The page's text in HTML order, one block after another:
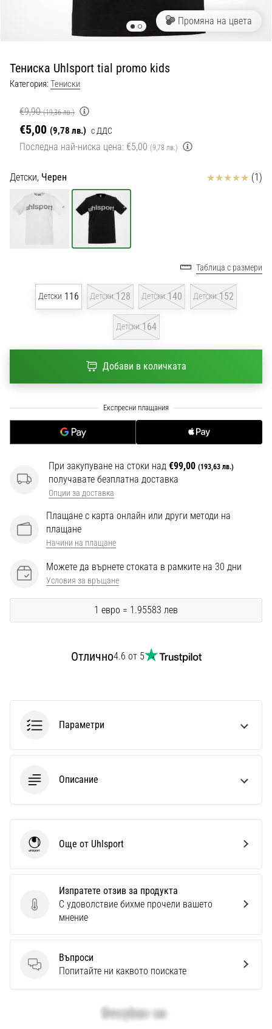
от
Nike,
PUMA.
Бъди
част
всеки
и…
Phantom
Открий
обувки
всяко
докосване.
Перфектни
играчи,
Промяна на цвета
Тениска Uhlsport tial promo kids
Категория:Тениски
€9,90 (19,36 лв.)
€5,00 (9,78 лв.) с ДДС
Последна най-ниска цена: €5,00 (9,78 лв.)
Детски, Черен Отзиви (1)
Таблица с размери
Детски 116 Детски 128 Детски 140 Детски 152
Детски 164
Добави в количката
При закупуване на стоки над €99,00 (193,63 лв.)
получавате безплатна доставка
Опции за доставка
Плащане с карта онлайн или други методи на
плащане
Начини на плащане
Можете да върнете стоката в рамките на 30 дни
Условия за връщане
1 евро = 1.95583 лев
Отлично4.6 от 5
Параметри
Описание
Изпратете отзив за продукта
Изпратете отзив за продукта
С удоволствие бихме прочели вашето
мнение
Въпроси
Въпроси
Попитайте ни каквото поискате
UhlsportОще от Uhlsport